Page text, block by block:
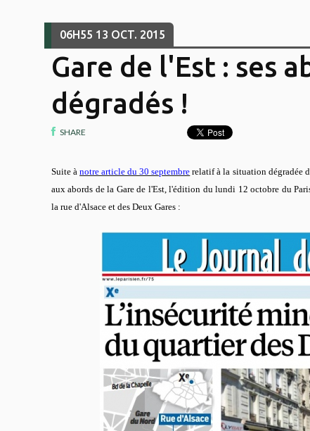
06H55 13 OCT. 2015
Gare de l'Est : ses
dégradés !
SHARE
Suite à notre article du 30 septembre relatif à la situation dégradée
aux abords de la Gare de l'Est, l'édition du lundi 12 octobre du
la rue d'Alsace et des Deux Gares :